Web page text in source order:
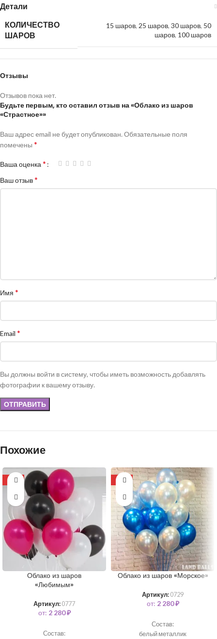
Детали
КОЛИЧЕСТВО
ШАРОВ
15 шаров, 25 шаров, 30 шаров, 50
шаров, 100 шаров
Отзывы
Отзывов пока нет.
Будьте первым, кто оставил отзыв на «Облако из шаров
«Страстное»»
Ваш адрес email не будет опубликован. Обязательные поля
помечены *
Ваша оценка *
Ваш отзыв*
Имя *
Email *
Вы должны войти в систему, чтобы иметь возможность добавлять
фотографии к вашему отзыву.
Похожие
-13%
Облако из шаров
«Любимым»
Артикул: 0777
от: 2 280₽
Состав:
-13%
Облако из шаров «Морское»
Артикул: 0729
от: 2 280₽
Состав:
белый металлик